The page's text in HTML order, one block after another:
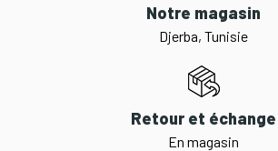
Notre magasin
Djerba, Tunisie
Retour et échange
En magasin